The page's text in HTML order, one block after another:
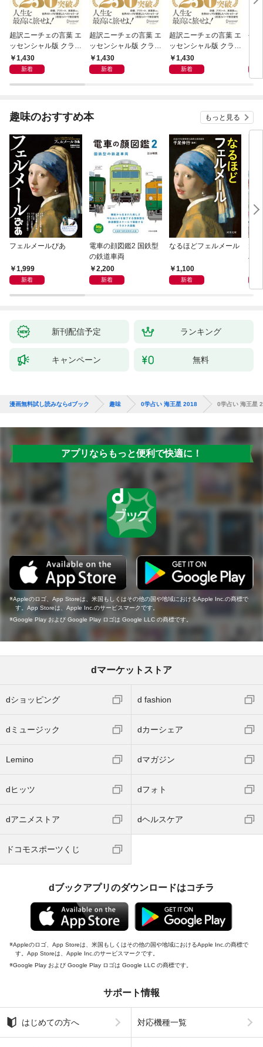
超訳ニーチェの言葉 エ
ッセンシャル版 クラシ
ックカバー赤箔
1,430
新着
超訳ニーチェの言葉 エ
ッセンシャル版 クラシ
ックカバー金箔
1,430
新着
超訳ニーチェの言葉 エ
ッセンシャル版 クラシ
ックカバー銀箔
1,430
新着
令
趣味のおすすめ本 もっと見る
フェルメールぴあ
1,999
新着
電車の顔図鑑2 国鉄型
の鉄道車両
2,200
新着
なるほどフェルメール
1,100
新着
ハ
新刊配信予定 ランキング
キャンペーン 無料
漫画無料試し読みならdブック 趣味 0学占い 海王星 2018 0学占い 海王星
アプリならもっと便利で快適に！
Appleのロゴ、App Storeは、米国もしくはその他の国や地域におけるApple Inc.の商標で
す。App Storeは、Apple Inc.のサービスマークです。
Google Play および Google Play ロゴは Google LLC の商標です。
dマーケットストア
dショッピング d fashion
dミュージック dカーシェア
Lemino dマガジン
dヒッツ dフォト
dアニメストア dヘルスケア
ドコモスポーツくじ
dブックアプリのダウンロードはコチラ
Appleのロゴ、App Storeは、米国もしくはその他の国や地域におけるApple Inc.の商標で
す。App Storeは、Apple Inc.のサービスマークです。
Google Play および Google Play ロゴは Google LLC の商標です。
サポート情報
はじめての方へ 対応機種一覧